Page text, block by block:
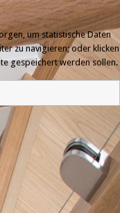
um statistische Daten
zu navigieren; oder klicken
gespeichert werden sollen.